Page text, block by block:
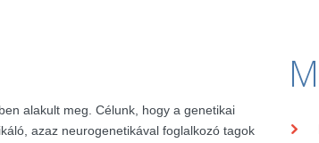
alakult meg. Célunk, hogy a genetikai
azaz neurogenetikával foglalkozó tagok
M